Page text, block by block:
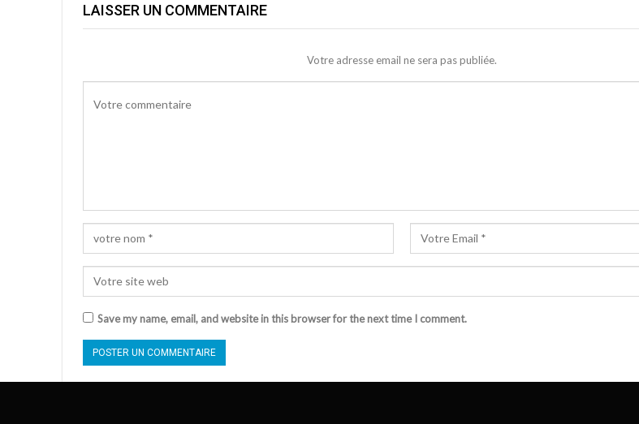
LAISSER UN COMMENTAIRE
Votre adresse email ne sera pas publiée.
Save my name, email, and website in this browser for the next time I comment.